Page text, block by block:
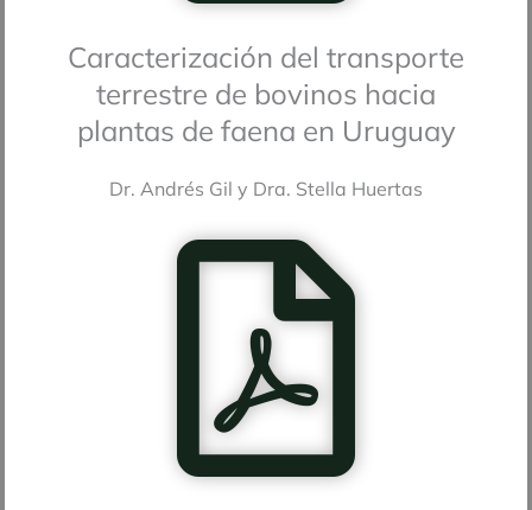
Caracterización del transporte
terrestre de bovinos hacia
plantas de faena en Uruguay
Dr. Andrés Gil y Dra. Stella Huertas